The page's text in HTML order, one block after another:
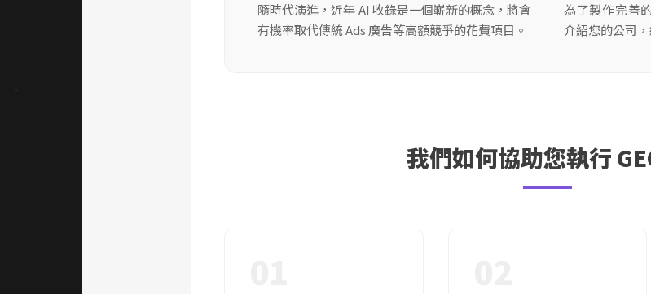
隨時代演進，近年 AI 收錄是一個嶄新的概念，將會
有機率取代傳統 Ads 廣告等高額競爭的花費項目。
為了製作完善
介紹您的公司
我們如何協助您執行